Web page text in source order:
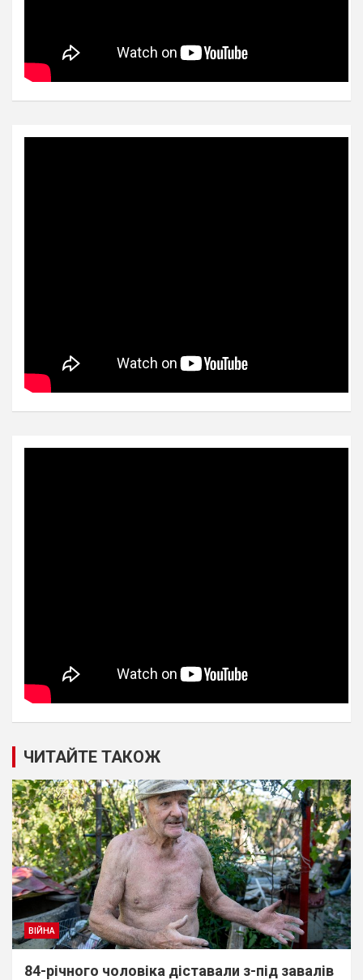
ЧИТАЙТЕ ТАКОЖ
ВІЙНА
84-річного чоловіка діставали з-під завалів